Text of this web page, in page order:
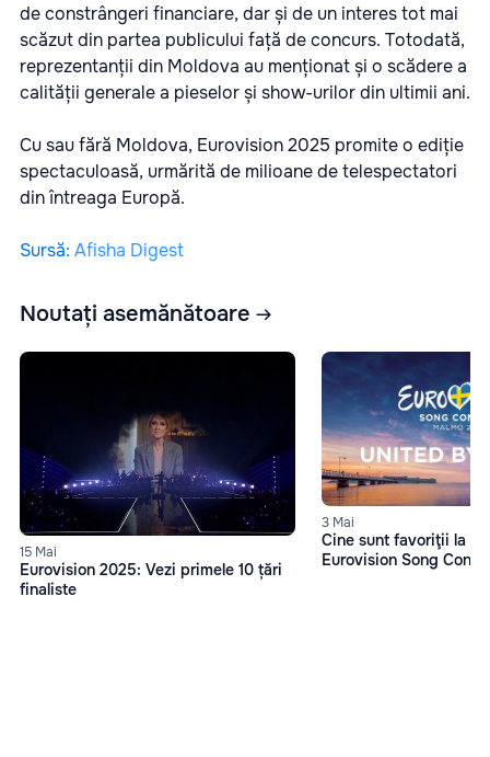
de constrângeri financiare, dar și de un interes tot mai
scăzut din partea publicului față de concurs. Totodată,
reprezentanții din Moldova au menționat și o scădere a
calității generale a pieselor și show-urilor din ultimii ani.
Cu sau fără Moldova, Eurovision 2025 promite o ediție
spectaculoasă, urmărită de milioane de telespectatori
din întreaga Europă.
Sursă: Afisha Digest
Noutați asemănătoare
15 Mai
Eurovision 2025: Vezi primele 10 țări
finaliste
3 Mai
Cine sunt favoriţii la
Eurovision Song